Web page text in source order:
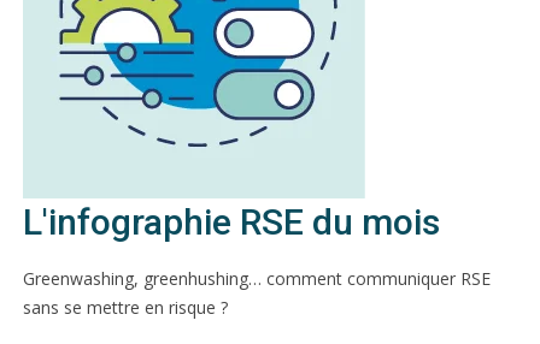
L'infographie RSE du mois
Greenwashing, greenhushing… comment communiquer RSE
sans se mettre en risque ?